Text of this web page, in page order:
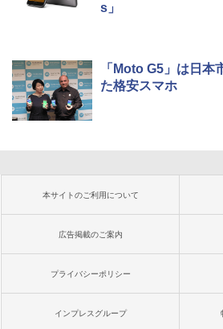
s」
「Moto G5」は日本
た格安スマホ
本サイトのご利用について
広告掲載のご案内
プライバシーポリシー
インプレスグループ